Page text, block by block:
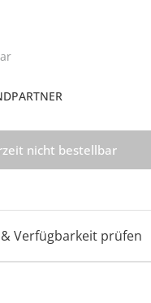
nicht bestellbar
Verfügbarkeit prüfen